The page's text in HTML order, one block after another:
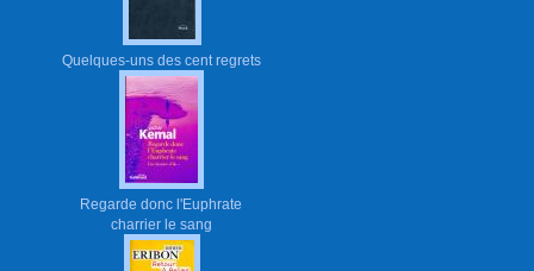
Quelques-uns des cent regrets
Regarde donc l'Euphrate
charrier le sang